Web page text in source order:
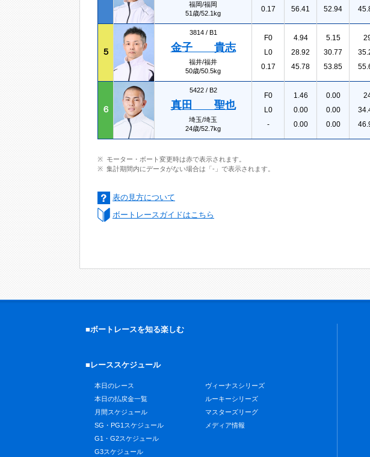
福岡/福岡
51歳/52.1kg
0.17
56.41
52.94
５
3814 / B1
金子 貴志
福井/福井
50歳/50.5kg
F0
L0
0.17
4.94
28.92
45.78
5.15
30.77
53.85
６
5422 / B2
真田 聖也
埼玉/埼玉
24歳/52.7kg
F0
L0
-
1.46
0.00
0.00
0.00
0.00
0.00
モーター・ボート変更時は赤で表示されます。
集計期間内にデータがない場合は「-」で表示されます。
表の見方について
ボートレースガイドはこちら
■ボートレースを知る楽しむ
■レーススケジュール
本日のレース
本日の払戻金一覧
月間スケジュール
SG・PG1スケジュール
G1・G2スケジュール
G3スケジュール
ヴィーナスシリーズ
ルーキーシリーズ
マスターズリーグ
メディア情報